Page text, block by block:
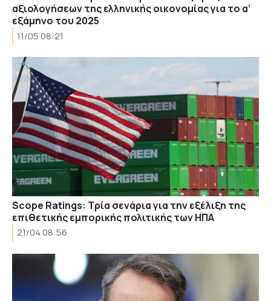
αξιολογήσεων της ελληνικής οικονομίας για το α’
εξάμηνο του 2025
11/05 08:21
Scope Ratings: Τρία σενάρια για την εξέλιξη της
επιθετικής εμπορικής πολιτικής των ΗΠΑ
21/04 08:56